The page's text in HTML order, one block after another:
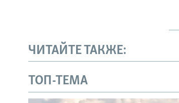
ЧИТАЙТЕ ТАКЖЕ:
ТОП-ТЕМА